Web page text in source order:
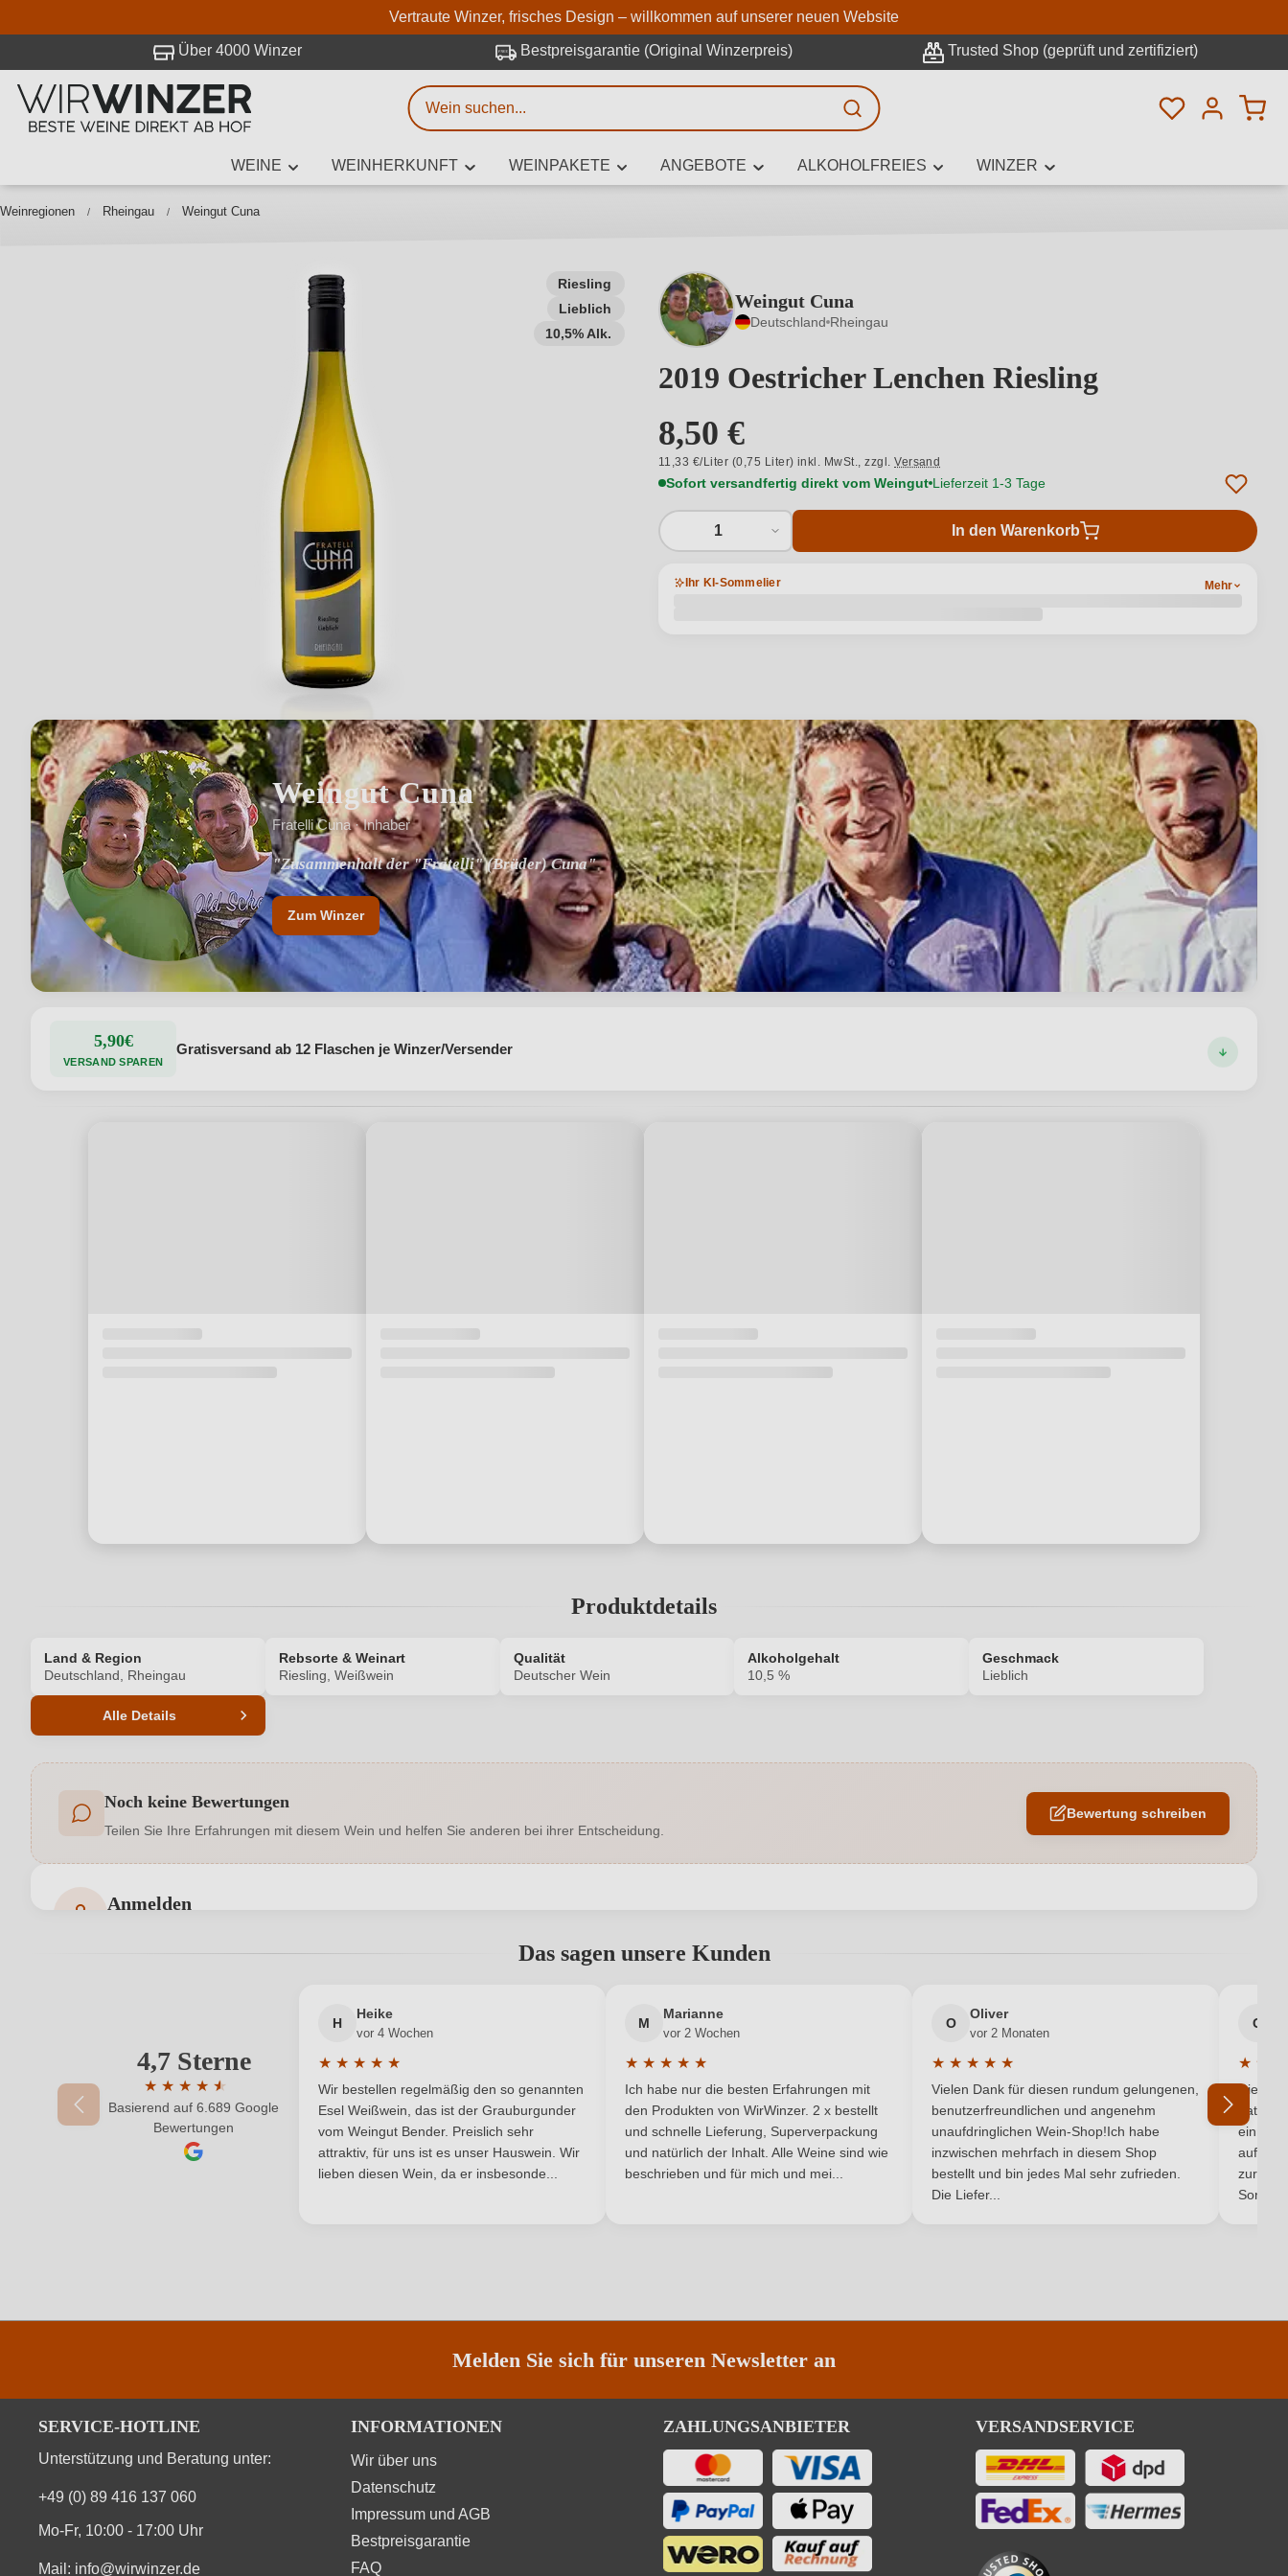
Zum Hauptinhalt springen
Zur Suche springen
Zur Hauptnavigation springen
Vertraute Winzer, frisches Design – willkommen auf unserer neuen Website
Über 4000 Winzer Bestpreisgarantie (Original Winzerpreis) Trusted Shop (geprüft und zertifiziert)
Du hast 0
WEINE WEINHERKUNFT WEINPAKETE ANGEBOTE ALKOHOLFREIES WINZER
Weinregionen Rheingau Weingut Cuna
Riesling
Lieblich
10,5% Alk.
Weingut Cuna
Deutschland Rheingau
2019 Oestricher Lenchen Riesling
8,50 €
11,33 €/Liter (0,75 Liter) inkl. MwSt.,zzgl.Versand
Sofort versandfertig direkt vom Weingut Lieferzeit 1-3 Tage
1 In den Warenkorb
Ihr KI-Sommelier Mehr
Weingut Cuna
Fratelli Cuna · Inhaber
"Zusammenhalt der "Fratelli" (Brüder) Cuna"
Zum Winzer
5,90€
VERSAND SPAREN
Gratisversand ab 12 Flaschen je Winzer/Versender
Produktdetails
Land & Region
Deutschland, Rheingau
Rebsorte & Weinart
Riesling, Weißwein
Qualität
Deutscher Wein
Alkoholgehalt
10,5 %
Geschmack
Lieblich
Alle Details
Allergene Lieblich
Hersteller
adresse
Fratelli Cuna / Riccardo & Antonio Cuna GbR, Langenhoffstr. 29, 65375 Oestrich-
Winkel, Deutschland
Deutschland Ort
Traubenfarbe
Weinart Weißwein
Noch keine Bewertungen
Teilen Sie Ihre Erfahrungen mit diesem Wein und helfen Sie anderen bei ihrer Entscheidung.
Bewertung schreiben
Anmelden
Ihre E-Mail-Adresse
Ihr Passwort
Ich habe mein Passwort vergessen
Das sagen unsere Kunden
4,7 Sterne
★ ★ ★ ★ ★
★
Durchschnittliche Bewertung von 4.7 von 5 Sternen
Basierend auf 6.689 Google
Bewertungen
H
Heike
vor 4 Wochen
★ ★ ★ ★ ★
Durchschnittliche Bewertung von 5 von 5 Sternen
Wir bestellen regelmäßig den so genannten
Esel Weißwein, das ist der Grauburgunder
vom Weingut Bender. Preislich sehr
attraktiv, für uns ist es unser Hauswein. Wir
lieben diesen Wein, da er insbesonde...
M
Marianne
vor 2 Wochen
★ ★ ★ ★ ★
Durchschnittliche Bewertung von 5 von 5 Sternen
Ich habe nur die besten Erfahrungen mit
den Produkten von WirWinzer. 2 x bestellt
und schnelle Lieferung, Superverpackung
und natürlich der Inhalt. Alle Weine sind wie
beschrieben und für mich und mei...
O
Oliver
vor 2 Monaten
★ ★ ★ ★ ★
Durchschnittliche Bewertung von 5 von 5 Sternen
Vielen Dank für diesen rundum gelungenen,
benutzerfreundlichen und angenehm
unaufdringlichen Wein-Shop!Ich habe
inzwischen mehrfach in diesem Shop
bestellt und bin jedes Mal sehr zufrieden.
Die Liefer...
G
★ ★
Die
hat
einmal
auf
zurück
Son...
Melden Sie sich für unseren Newsletter an
SERVICE-HOTLINE
Unterstützung und Beratung unter:
+49 (0) 89 416 137 060
Mo-Fr, 10:00 - 17:00 Uhr
Mail: info@wirwinzer.de
INFORMATIONEN
Wir über uns
Datenschutz
Impressum und AGB
Bestpreisgarantie
FAQ
ZAHLUNGSANBIETER VERSANDSERVICE
Weinsuche
Mindestens 3 Zeichen eingeben
Erweiterte Suche
Beschreiben Sie, welchen Wein Sie suchen – ob nach Geschmack, Anlass, Weinnamen,
Rebsorte, Region, Winzer oder anderen Kriterien.
bei WirWinzer.